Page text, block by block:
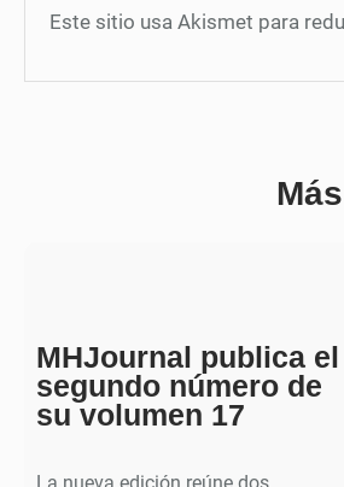
Este sitio usa Akismet para
MHJournal publica el
segundo número de
su volumen 17